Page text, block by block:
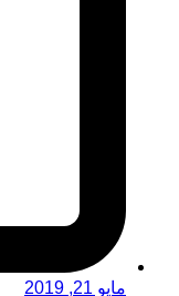
مايو 21, 2019